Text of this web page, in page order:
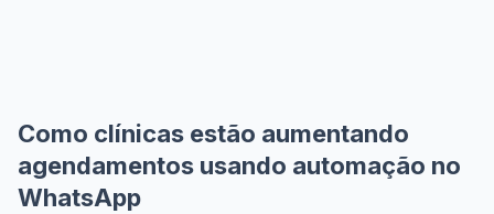
Como clínicas estão aumentando
agendamentos usando automação no
WhatsApp